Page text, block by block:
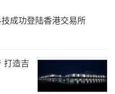
行器的无电自锁技术，
稳定，工作时算法实时
时间。两者结合可替代
小时不间断生产，产能
1.8 年即可收回设备投
成功登陆香港交易所
打造吉